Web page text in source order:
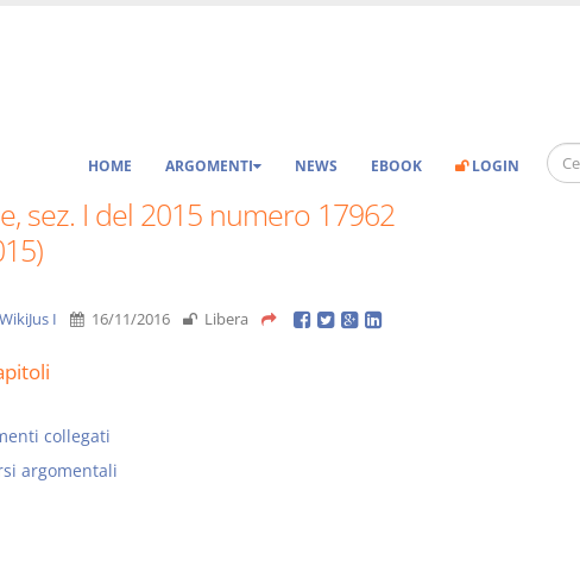
HOME ARGOMENTI NEWS EBOOK LOGIN
sez. I del 2015 numero 17962
I 16/11/2016 Libera
collegati
argomentali